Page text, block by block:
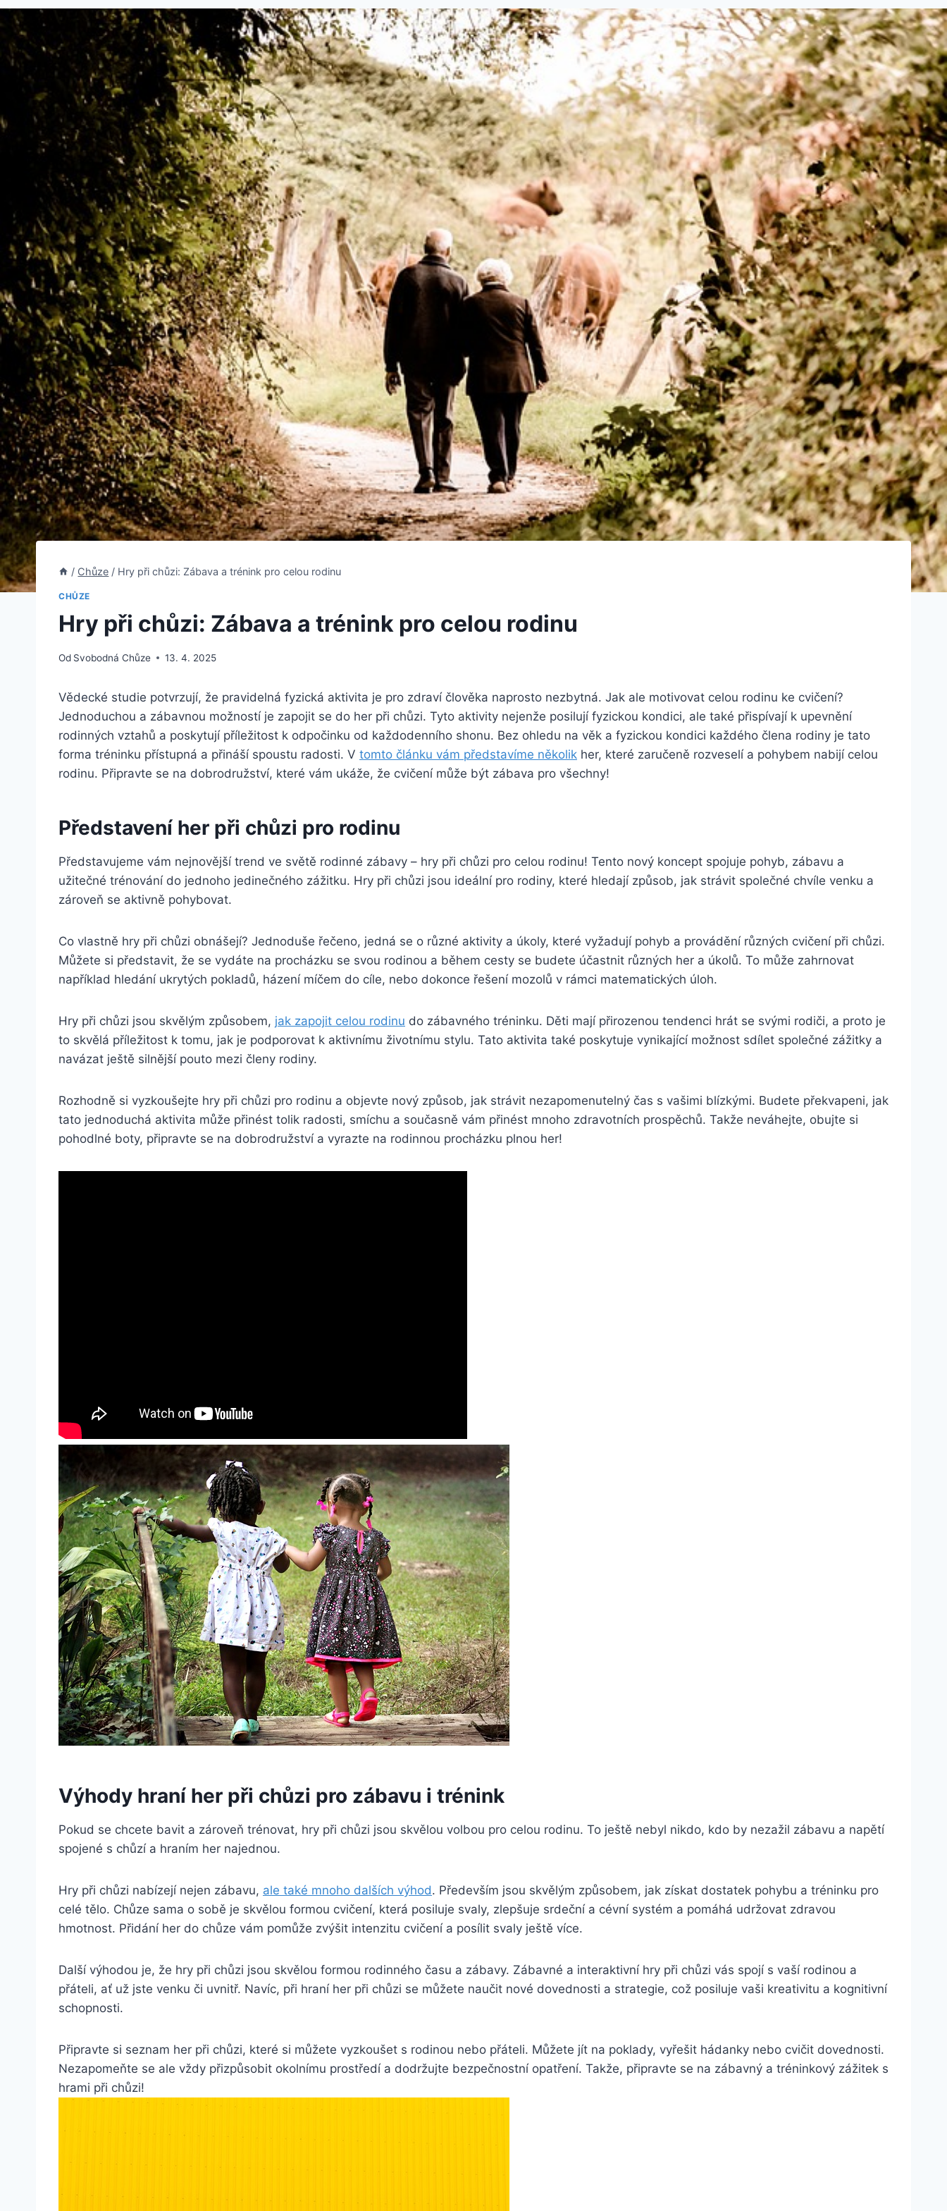
/ Chůze / Hry při chůzi: Zábava a trénink pro celou rodinu
CHŮZE
Hry při chůzi: Zábava a trénink pro celou rodinu
Od Svobodná Chůze 13. 4. 2025
Vědecké studie potvrzují, že pravidelná fyzická aktivita je pro zdraví člověka naprosto nezbytná. Jak ale motivovat celou rodinu ke cvičení?
Jednoduchou a zábavnou možností je zapojit se do her při chůzi. Tyto aktivity nejenže posilují fyzickou kondici, ale také přispívají k upevnění
rodinných vztahů a poskytují příležitost k odpočinku od každodenního shonu. Bez ohledu na věk a fyzickou kondici každého člena rodiny je tato
forma tréninku přístupná a přináší spoustu radosti. V tomto článku vám představíme několik her, které zaručeně rozveselí a pohybem nabijí celou
rodinu. Připravte se na dobrodružství, které vám ukáže, že cvičení může být zábava pro všechny!
Představení her při chůzi pro rodinu
Představujeme vám nejnovější trend ve světě rodinné zábavy – hry při chůzi pro celou rodinu! Tento nový koncept spojuje pohyb, zábavu a
užitečné trénování do jednoho jedinečného zážitku. Hry při chůzi jsou ideální pro rodiny, které hledají způsob, jak strávit společné chvíle venku a
zároveň se aktivně pohybovat.
Co vlastně hry při chůzi obnášejí? Jednoduše řečeno, jedná se o různé aktivity a úkoly, které vyžadují pohyb a provádění různých cvičení při chůzi.
Můžete si představit, že se vydáte na procházku se svou rodinou a během cesty se budete účastnit různých her a úkolů. To může zahrnovat
například hledání ukrytých pokladů, házení míčem do cíle, nebo dokonce řešení mozolů v rámci matematických úloh.
Hry při chůzi jsou skvělým způsobem, jak zapojit celou rodinu do zábavného tréninku. Děti mají přirozenou tendenci hrát se svými rodiči, a proto je
to skvělá příležitost k tomu, jak je podporovat k aktivnímu životnímu stylu. Tato aktivita také poskytuje vynikající možnost sdílet společné zážitky a
navázat ještě silnější pouto mezi členy rodiny.
Rozhodně si vyzkoušejte hry při chůzi pro rodinu a objevte nový způsob, jak strávit nezapomenutelný čas s vašimi blízkými. Budete překvapeni, jak
tato jednoduchá aktivita může přinést tolik radosti, smíchu a současně vám přinést mnoho zdravotních prospěchů. Takže neváhejte, obujte si
pohodlné boty, připravte se na dobrodružství a vyrazte na rodinnou procházku plnou her!
Výhody hraní her při chůzi pro zábavu i trénink
Pokud se chcete bavit a zároveň trénovat, hry při chůzi jsou skvělou volbou pro celou rodinu. To ještě nebyl nikdo, kdo by nezažil zábavu a napětí
spojené s chůzí a hraním her najednou.
Hry při chůzi nabízejí nejen zábavu, ale také mnoho dalších výhod. Především jsou skvělým způsobem, jak získat dostatek pohybu a tréninku pro
celé tělo. Chůze sama o sobě je skvělou formou cvičení, která posiluje svaly, zlepšuje srdeční a cévní systém a pomáhá udržovat zdravou
hmotnost. Přidání her do chůze vám pomůže zvýšit intenzitu cvičení a posílit svaly ještě více.
Další výhodou je, že hry při chůzi jsou skvělou formou rodinného času a zábavy. Zábavné a interaktivní hry při chůzi vás spojí s vaší rodinou a
přáteli, ať už jste venku či uvnitř. Navíc, při hraní her při chůzi se můžete naučit nové dovednosti a strategie, což posiluje vaši kreativitu a kognitivní
schopnosti.
Připravte si seznam her při chůzi, které si můžete vyzkoušet s rodinou nebo přáteli. Můžete jít na poklady, vyřešit hádanky nebo cvičit dovednosti.
Nezapomeňte se ale vždy přizpůsobit okolnímu prostředí a dodržujte bezpečnostní opatření. Takže, připravte se na zábavný a tréninkový zážitek s
hrami při chůzi!